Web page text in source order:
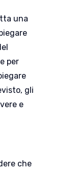
una
per
gli
e
che